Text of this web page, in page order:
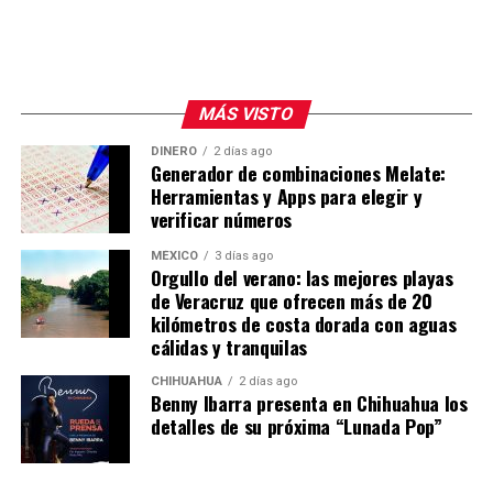
MÁS VISTO
DINERO 2 días ago
Generador de combinaciones Melate:
Herramientas y Apps para elegir y
verificar números
MÉXICO 3 días ago
Orgullo del verano: las mejores playas
de Veracruz que ofrecen más de 20
kilómetros de costa dorada con aguas
cálidas y tranquilas
CHIHUAHUA 2 días ago
Benny Ibarra presenta en Chihuahua los
detalles de su próxima “Lunada Pop”